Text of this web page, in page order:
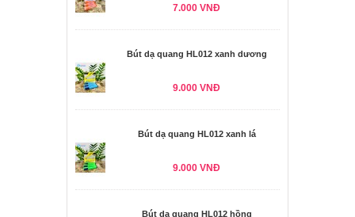
7.000 VNĐ
Bút dạ quang HL012 xanh dương
9.000 VNĐ
Bút dạ quang HL012 xanh lá
9.000 VNĐ
Bút dạ quang HL012 hồng